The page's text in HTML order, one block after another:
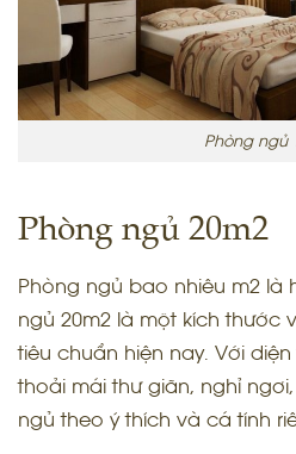
Phòng ngủ
Phòng ngủ 20m2
Phòng ngủ bao nhiêu m2 là
ngủ 20m2 là một kích thước
tiêu chuẩn hiện nay. Với
thoải mái thư giãn, nghỉ
ngủ theo ý thích và cá tính